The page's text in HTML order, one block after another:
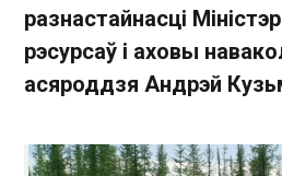
разнастайнасці
рэсурсаў і аховы
асяроддзя Андрэй